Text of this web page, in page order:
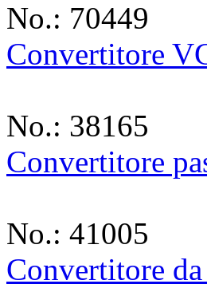
No.: 70449
Convertitore
No.: 38165
Convertitore
No.: 41005
Convertitore